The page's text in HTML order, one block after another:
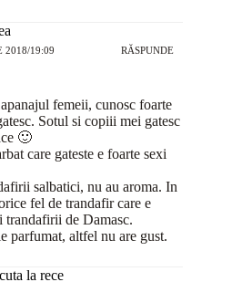
2018/19:09 RĂSPUNDE
femeii, cunosc foarte
Sotul si copiii mei gatesc
🙂
care gateste e foarte sexi
salbatici, nu au aroma. In
fel de trandafir care e
trandafirii de Damasc.
parfumat, altfel nu are gust.
la rece